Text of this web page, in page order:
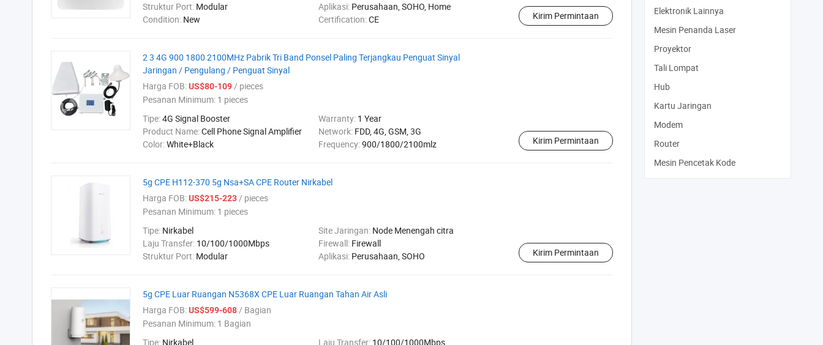
Struktur Port: Modular Aplikasi: Perusahaan, SOHO, Home
Condition: New Certification:CE Kirim Permintaan
2 3 4G 900 1800 2100MHz Pabrik Tri Band Ponsel Paling Terjangkau Penguat Sinyal
Jaringan / Pengulang / Penguat Sinyal
Harga FOB:US$80-109/ pieces
Pesanan Minimum: 1 pieces
Tipe:4G Signal Booster Warranty: 1 Year
Product Name:Cell Phone Signal Amplifier Network: FDD, 4G, GSM, 3G
Color:White+Black Frequency:900/1800/2100mlz Kirim Permintaan
5g CPE H112-370 5g Nsa+SA CPE Router Nirkabel
Harga FOB:US$215-223/ pieces
Pesanan Minimum: 1 pieces
Tipe: Nirkabel Site Jaringan: Node Menengah citra
Laju Transfer: 10/100/1000Mbps Firewall: Firewall
Struktur Port: Modular Aplikasi: Perusahaan, SOHO Kirim Permintaan
5g CPE Luar Ruangan N5368X CPE Luar Ruangan Tahan Air Asli
Harga FOB:US$599-608/ Bagian
Pesanan Minimum: 1 Bagian
Tipe: Nirkabel Laju Transfer: 10/100/1000Mbps
Elektronik Lainnya
Mesin Penanda Laser
Proyektor
Tali Lompat
Hub
Kartu Jaringan
Modem
Router
Mesin Pencetak Kode